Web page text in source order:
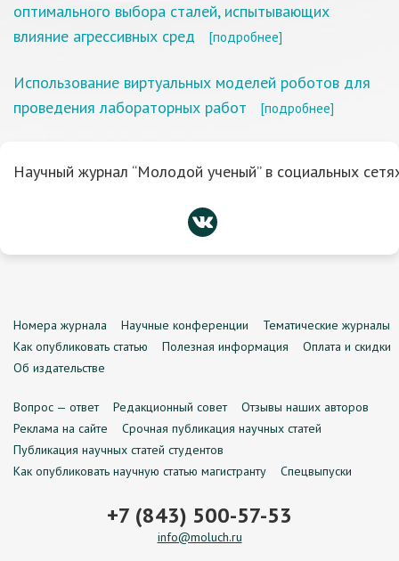
оптимального выбора сталей, испытывающих
влияние агрессивных сред
[подробнее]
Использование виртуальных моделей роботов для
проведения лабораторных работ
[подробнее]
Научный журнал “Молодой ученый” в социальных
Номера журнала Научные конференции
Тематические журналы
Как опубликовать статью
Полезная информация
Оплата и скидки
Об издательстве
Вопрос — ответ Редакционный совет
Отзывы наших авторов
Реклама на сайте
Срочная публикация научных статей
Публикация научных статей студентов
Как опубликовать научную статью магистранту
Спецвыпуски
+7 (843) 500-57-53
info@moluch.ru